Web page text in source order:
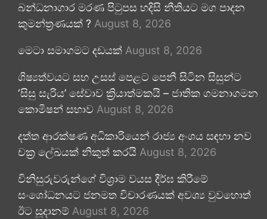
බන්ධනාගාර මරණ පිටුපස හදිසි නීතියට මග පාදන
කුමන්ත්‍රණයක් ? August 8, 2026
මෙටා සමාගමට දඩයක් August 8, 2026
ශිෂ්‍යත්වයට සහ උසස් පෙළට පෙනී සිටින සිසුන්ට
‘සිසු සැරිය’ සේවාව ක්‍රියාත්මකයි – ජාතික ගමනාගමන
කොමිෂන් සභාව August 8, 2026
දත්ත ආරක්ෂණ අධිකාරියෙන් රාජ්‍ය අංශය සඳහා නව
චක්‍ර ලේඛයක් නිකුත් කරයි August 8, 2026
විනිසුරුවරුන්ගේ විශ්‍රාම වයස දීර්ඝ කිරීමේ
සංශෝධනයට ජනමත විචාරණයක් අවශ්‍ය වුවහොත්
ඊට සූදානම් August 8, 2026